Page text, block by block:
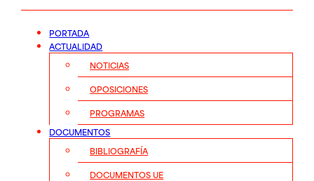
PORTADA
ACTUALIDAD
NOTICIAS
OPOSICIONES
PROGRAMAS
DOCUMENTOS
BIBLIOGRAFÍA
DOCUMENTOS UE